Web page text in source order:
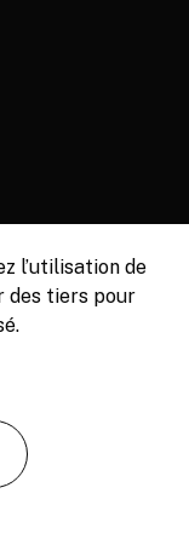
69l’utilisation de
des tiers pour